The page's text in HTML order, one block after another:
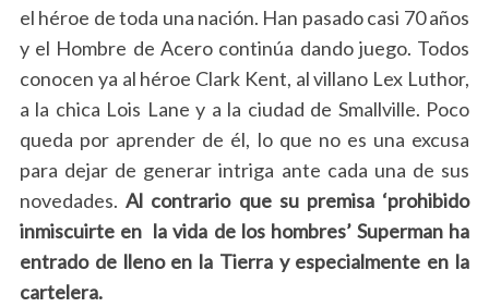
el héroe de toda una nación. Han pasado casi 70 años
y el Hombre de Acero continúa dando juego. Todos
conocen ya al héroe Clark Kent, al villano Lex Luthor,
a la chica Lois Lane y a la ciudad de Smallville. Poco
queda por aprender de él, lo que no es una excusa
para dejar de generar intriga ante cada una de sus
novedades.Al contrario que su premisa ‘prohibido
inmiscuirte en la vida de los hombres’ Superman ha
entrado de lleno en la Tierra y especialmente en la
cartelera.